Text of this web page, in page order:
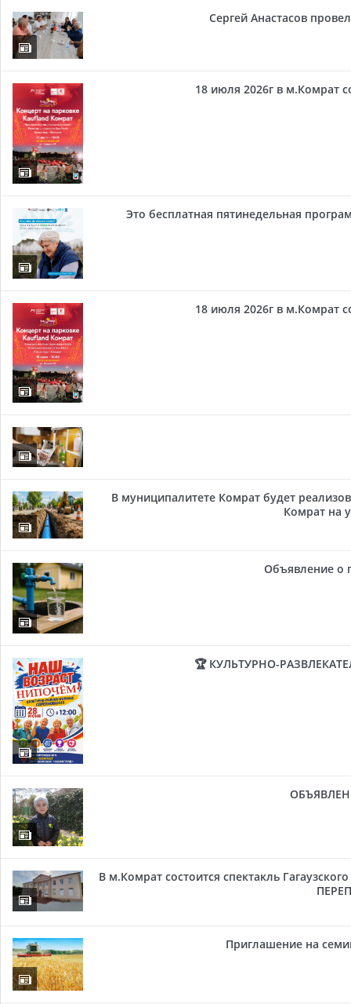
Сергей Анастасов
18 июля 2026г в м.Комрат
Это бесплатная пятинедельная
18 июля 2026г в м.Комрат
В муниципалитете Комрат будет
Комрат на
Объявление о
🏆 КУЛЬТУРНО-
В м.Комрат состоится спектакль
Приглашение на